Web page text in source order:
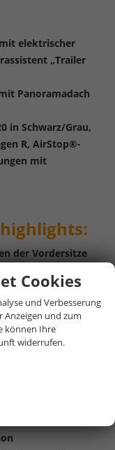
elektrischer
„Trailer
Panoramadach
in Schwarz/Grau,
R, AirStop®-
mit
der Vordersitze
mit Aktiv-
und 3-Zonen-
beheizbar, mit
Cookies
und Verbesserung
Anzeigen und zum
können Ihre
widerrufen.